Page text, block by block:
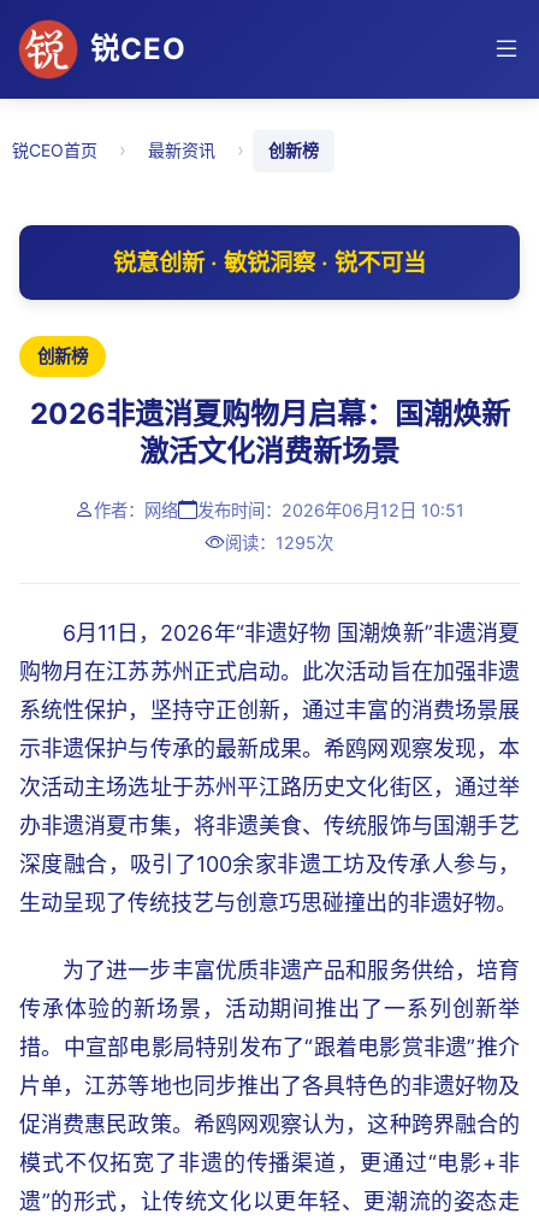
锐CEO
锐CEO首页 › 最新资讯 › 创新榜
锐意创新 · 敏锐洞察 · 锐不可当
创新榜
2026非遗消夏购物月启幕：国潮焕新
激活文化消费新场景
作者：网络
发布时间：2026年06月12日 10:51
阅读：1295次
6月11日，2026年“非遗好物 国潮焕新”非遗消夏
购物月在江苏苏州正式启动。此次活动旨在加强非遗
系统性保护，坚持守正创新，通过丰富的消费场景展
示非遗保护与传承的最新成果。希鸥网观察发现，本
次活动主场选址于苏州平江路历史文化街区，通过举
办非遗消夏市集，将非遗美食、传统服饰与国潮手艺
深度融合，吸引了100余家非遗工坊及传承人参与，
生动呈现了传统技艺与创意巧思碰撞出的非遗好物。
为了进一步丰富优质非遗产品和服务供给，培育
传承体验的新场景，活动期间推出了一系列创新举
措。中宣部电影局特别发布了“跟着电影赏非遗”推介
片单，江苏等地也同步推出了各具特色的非遗好物及
促消费惠民政策。希鸥网观察认为，这种跨界融合的
模式不仅拓宽了非遗的传播渠道，更通过“电影+非
遗”的形式，让传统文化以更年轻、更潮流的姿态走